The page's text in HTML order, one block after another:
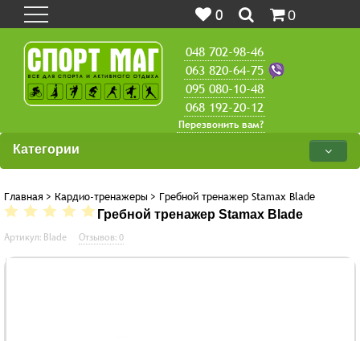
0 0
048 702-98-46
063 820-64-75
095 080-10-48
068 192-20-12
Перезвонить вам?
Категории
Главная > Кардио-тренажеры > Гребной тренажер Stamax Blade
Гребной тренажер Stamax Blade
Артикул: Blade Отзывов: 0